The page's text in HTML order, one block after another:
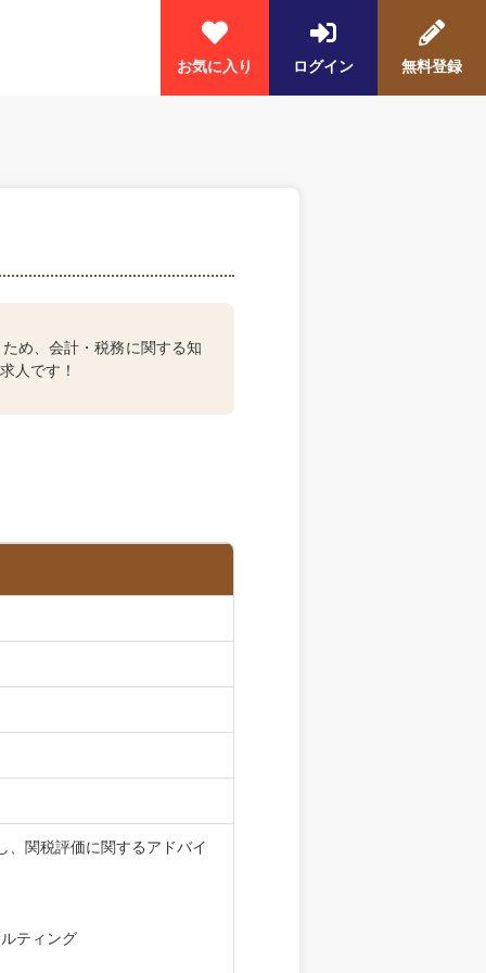
お気に入り ログイン 無料登録
め、会計・税務に関する知
人です！
、関税評価に関するアドバイ
ティング